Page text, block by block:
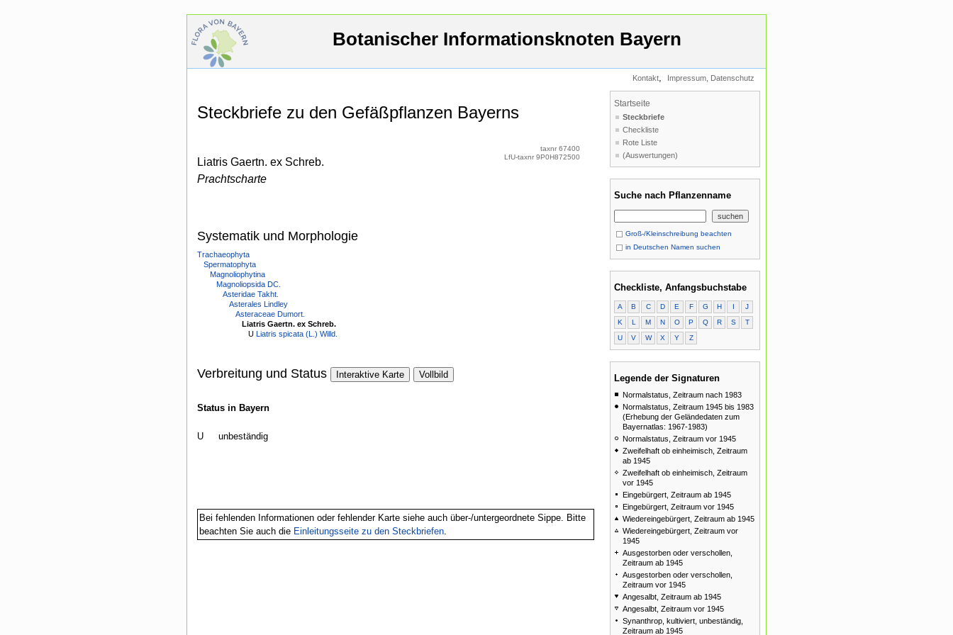
Botanischer Informationsknoten Bayern
Kontakt, Impressum, Datenschutz
Steckbriefe zu den Gefäßpflanzen Bayerns
Liatris Gaertn. ex Schreb.
Prachtscharte
taxnr 67400
LfU-taxnr 9P0H872500
Systematik und Morphologie
Trachaeophyta
Spermatophyta
Magnoliophytina
Magnoliopsida DC.
Asteridae Takht.
Asterales Lindley
Asteraceae Dumort.
Liatris Gaertn. ex Schreb.
U Liatris spicata (L.) Willd.
Verbreitung und Status Interaktive Karte Vollbild
Status in Bayern
U unbeständig
Bei fehlenden Informationen oder fehlender Karte siehe auch über-/untergeordnete Sippe. Bitte
beachten Sie auch die Einleitungsseite zu den Steckbriefen.
Startseite
Steckbriefe
Checkliste
Rote Liste
(Auswertungen)
Suche nach Pflanzenname
Groß-/Kleinschreibung beachten
in Deutschen Namen suchen
Checkliste, Anfangsbuchstabe
A B C D E F G H I
J
K
L M N O P Q R S
T
U
V W X Y Z
Legende der Signaturen
Normalstatus, Zeitraum nach 1983
Normalstatus, Zeitraum 1945 bis 1983
(Erhebung der Geländedaten zum
Bayernatlas: 1967-1983)
Normalstatus, Zeitraum vor 1945
Zweifelhaft ob einheimisch, Zeitraum
ab 1945
Zweifelhaft ob einheimisch, Zeitraum
vor 1945
Eingebürgert, Zeitraum ab 1945
Eingebürgert, Zeitraum vor 1945
Wiedereingebürgert, Zeitraum ab 1945
Wiedereingebürgert, Zeitraum vor
1945
Ausgestorben oder verschollen,
Zeitraum ab 1945
Ausgestorben oder verschollen,
Zeitraum vor 1945
Angesalbt, Zeitraum ab 1945
Angesalbt, Zeitraum vor 1945
Synanthrop, kultiviert, unbeständig,
Zeitraum ab 1945